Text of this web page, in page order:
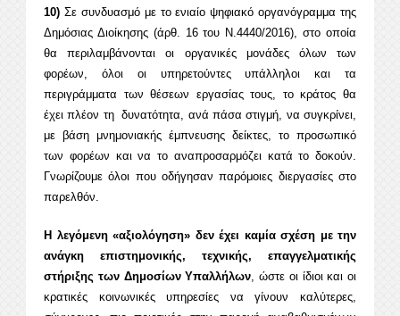
10) Σε συνδυασμό με το ενιαίο ψηφιακό οργανόγραμμα της
Δημόσιας Διοίκησης (άρθ. 16 του Ν.4440/2016), στο οποία
θα περιλαμβάνονται οι οργανικές μονάδες όλων των
φορέων, όλοι οι υπηρετούντες υπάλληλοι και τα
περιγράμματα των θέσεων εργασίας τους, το κράτος θα
έχει πλέον τη δυνατότητα, ανά πάσα στιγμή, να συγκρίνει,
με βάση μνημονιακής έμπνευσης δείκτες, το προσωπικό
των φορέων και να το αναπροσαρμόζει κατά το δοκούν.
Γνωρίζουμε όλοι που οδήγησαν παρόμοιες διεργασίες στο
παρελθόν.
Η λεγόμενη «αξιολόγηση» δεν έχει καμία σχέση με την
ανάγκη επιστημονικής, τεχνικής, επαγγελματικής
στήριξης των Δημοσίων Υπαλλήλων, ώστε οι ίδιοι και οι
κρατικές κοινωνικές υπηρεσίες να γίνουν καλύτερες,